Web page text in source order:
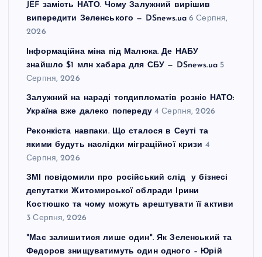
JEF замість НАТО. Чому Залужний вирішив
випередити Зеленського — DSnews.ua 6 Серпня,
2026
Інформаційна міна під Малюка. Де НАБУ
знайшло $1 млн хабара для СБУ — DSnews.ua 5
Серпня, 2026
Залужний на нараді топдипломатів розніс НАТО:
Україна вже далеко попереду 4 Серпня, 2026
Реконкіста навпаки. Що сталося в Сеуті та
якими будуть наслідки міграційної кризи 4
Серпня, 2026
ЗМІ повідомили про російський слід у бізнесі
депутатки Житомирської облради Ірини
Костюшко та чому можуть арештувати її активи
3 Серпня, 2026
"Має залишитися лише один". Як Зеленський та
Федоров знищуватимуть один одного – Юрій